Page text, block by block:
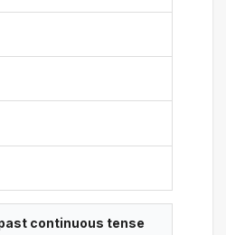
continuous tense